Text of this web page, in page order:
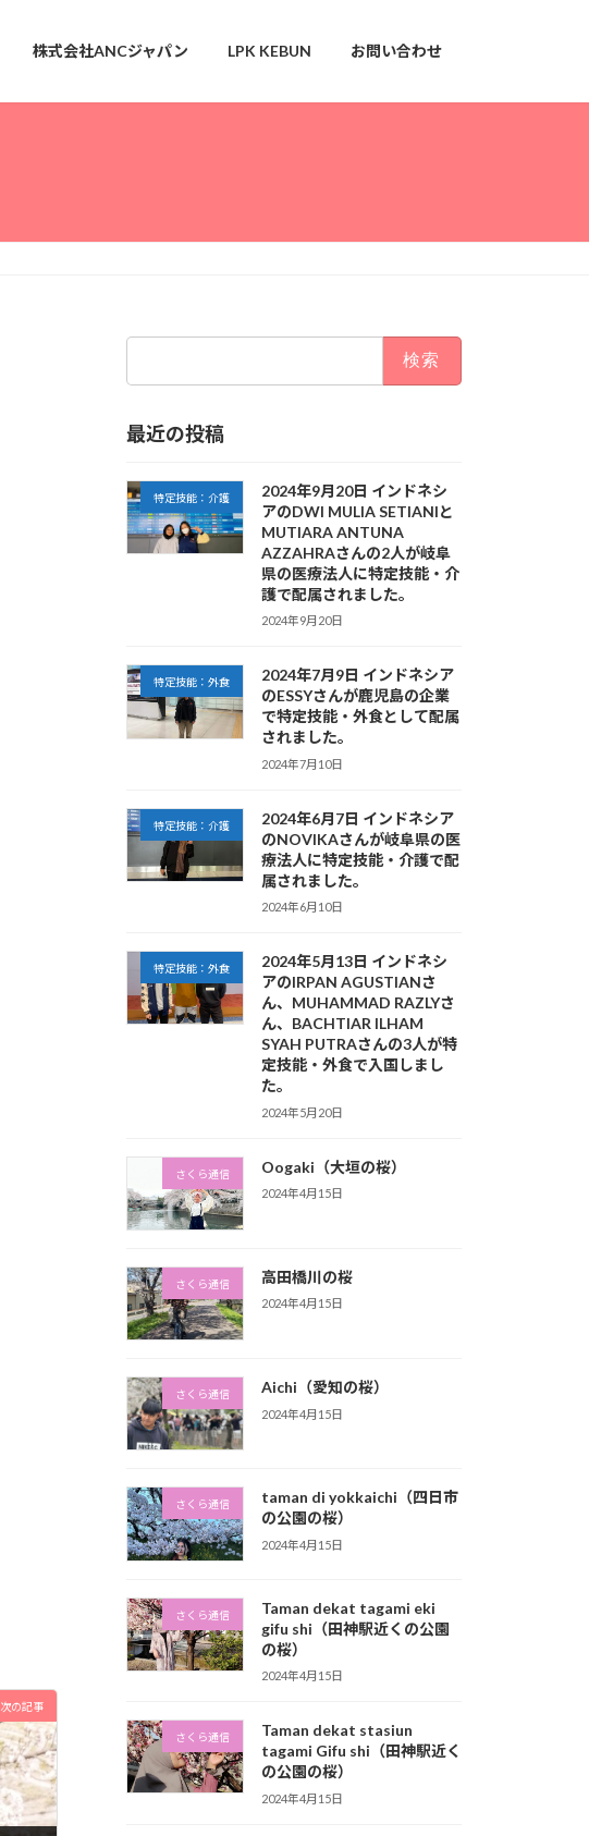
株式会社ANCジャパン LPK KEBUN お問い合わせ
次の記事
最近の投稿
特定技能：介護
2024年9月20日 インドネシ
アのDWI MULIA SETIANIと
MUTIARA ANTUNA
AZZAHRAさんの2人が岐阜
県の医療法人に特定技能・介
護で配属されました。
2024年9月20日
特定技能：外食
2024年7月9日 インドネシア
のESSYさんが鹿児島の企業
で特定技能・外食として配属
されました。
2024年7月10日
特定技能：介護
2024年6月7日 インドネシア
のNOVIKAさんが岐阜県の医
療法人に特定技能・介護で配
属されました。
2024年6月10日
特定技能：外食
2024年5月13日 インドネシ
アのIRPAN AGUSTIANさ
ん、MUHAMMAD RAZLYさ
ん、BACHTIAR ILHAM
SYAH PUTRAさんの3人が特
定技能・外食で入国しまし
た。
2024年5月20日
さくら通信 Oogaki（大垣の桜）
2024年4月15日
さくら通信 高田橋川の桜
2024年4月15日
さくら通信 Aichi（愛知の桜）
2024年4月15日
さくら通信
taman di yokkaichi（四日市
の公園の桜）
2024年4月15日
さくら通信
Taman dekat tagami eki
gifu shi（田神駅近くの公園
の桜）
2024年4月15日
さくら通信
Taman dekat stasiun
tagami Gifu shi（田神駅近く
の公園の桜）
2024年4月15日